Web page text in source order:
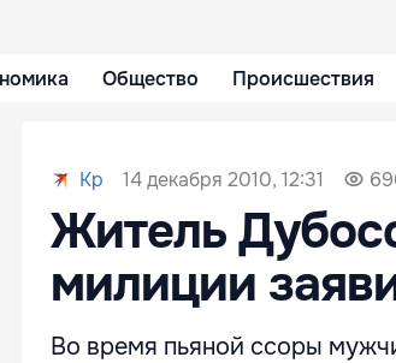
Общество Происшествия
Kp 14 декабря 2010, 12:31
Житель
милиции
Во время пьяной ссоры